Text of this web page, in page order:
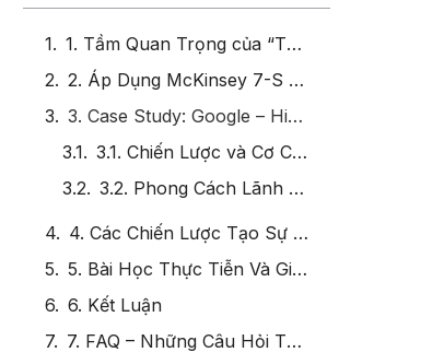
1. Tầm Quan Trọng của “Tạo Sự Đồng Thuận Với Sứ Mệnh Giữa Các Cấp Từ Lãnh Đạo Tới Nhân Viên”
2. Áp Dụng McKinsey 7-S Framework Để Tạo Sự Đồng Thuận Với Sứ Mệnh
3. Case Study: Google – Hiện Thực Hóa Sứ Mệnh Từ Lãnh Đạo Tới Nhân Viên
3.1. Chiến Lược và Cơ Cấu
3.2. Phong Cách Lãnh Đạo và Nhân Sự
4. Các Chiến Lược Tạo Sự Đồng Thuận Với Sứ Mệnh Giữa Các Cấp Từ Lãnh Đạo Tới Nhân Viên
5. Bài Học Thực Tiễn Và Giải Pháp Khắc Phục Thách Thức
6. Kết Luận
7. FAQ – Những Câu Hỏi Thường Gặp